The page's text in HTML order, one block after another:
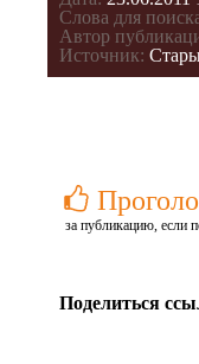
Слова для
Автор
Источник:
за публикацию, если
Поделиться